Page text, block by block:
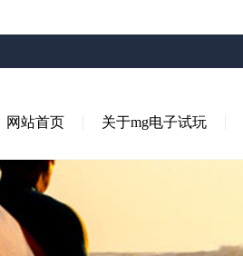
网站首页 关于mg电子试玩